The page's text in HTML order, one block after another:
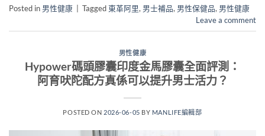
Posted in 男性健康 Tagged東革阿里, 男士補品, 男性保健品, 男性健康
Leave a comment
男性健康
Hypower碼頭膠囊印度金馬膠囊全面評測：
阿育吠陀配方真係可以提升男士活力？
POSTED ON 2026-06-05 BY MANLIFE編輯部